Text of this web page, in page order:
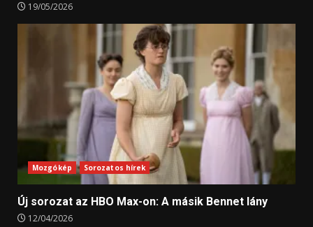
19/05/2026
Mozgókép Sorozatos hírek
Új sorozat az HBO Max-on: A másik Bennet lány
12/04/2026